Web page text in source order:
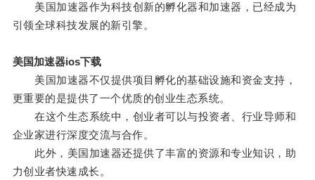
美国加速器作为科技创新的孵化器和加速器，已经成为
引领全球科技发展的新引擎。
美国加速器ios下载
美国加速器不仅提供项目孵化的基础设施和资金支持，
更重要的是提供了一个优质的创业生态系统。
在这个生态系统中，创业者可以与投资者、行业导师和
企业家进行深度交流与合作。
此外，美国加速器还提供了丰富的资源和专业知识，助
力创业者快速成长。